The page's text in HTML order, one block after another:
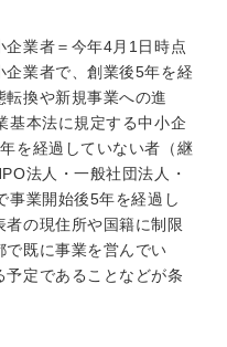
業者＝今年4月1日時点
企業者で、創業後5年を経
換や新規事業への進
基本法に規定する中小企
を経過していない者（継
法人・一般社団法人・
事業開始後5年を経過し
の現住所や国籍に制限
で既に事業を営んでい
定であることなどが条